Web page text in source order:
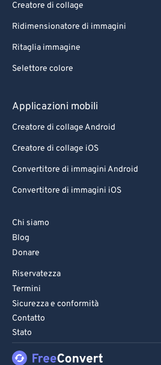
Creatore di collage
Ridimensionatore di immagini
Ritaglia immagine
Selettore colore
Applicazioni mobili
Creatore di collage Android
Creatore di collage iOS
Convertitore di immagini Android
Convertitore di immagini iOS
Chi siamo
Blog
Donare
Riservatezza
Termini
Sicurezza e conformità
Contatto
Stato